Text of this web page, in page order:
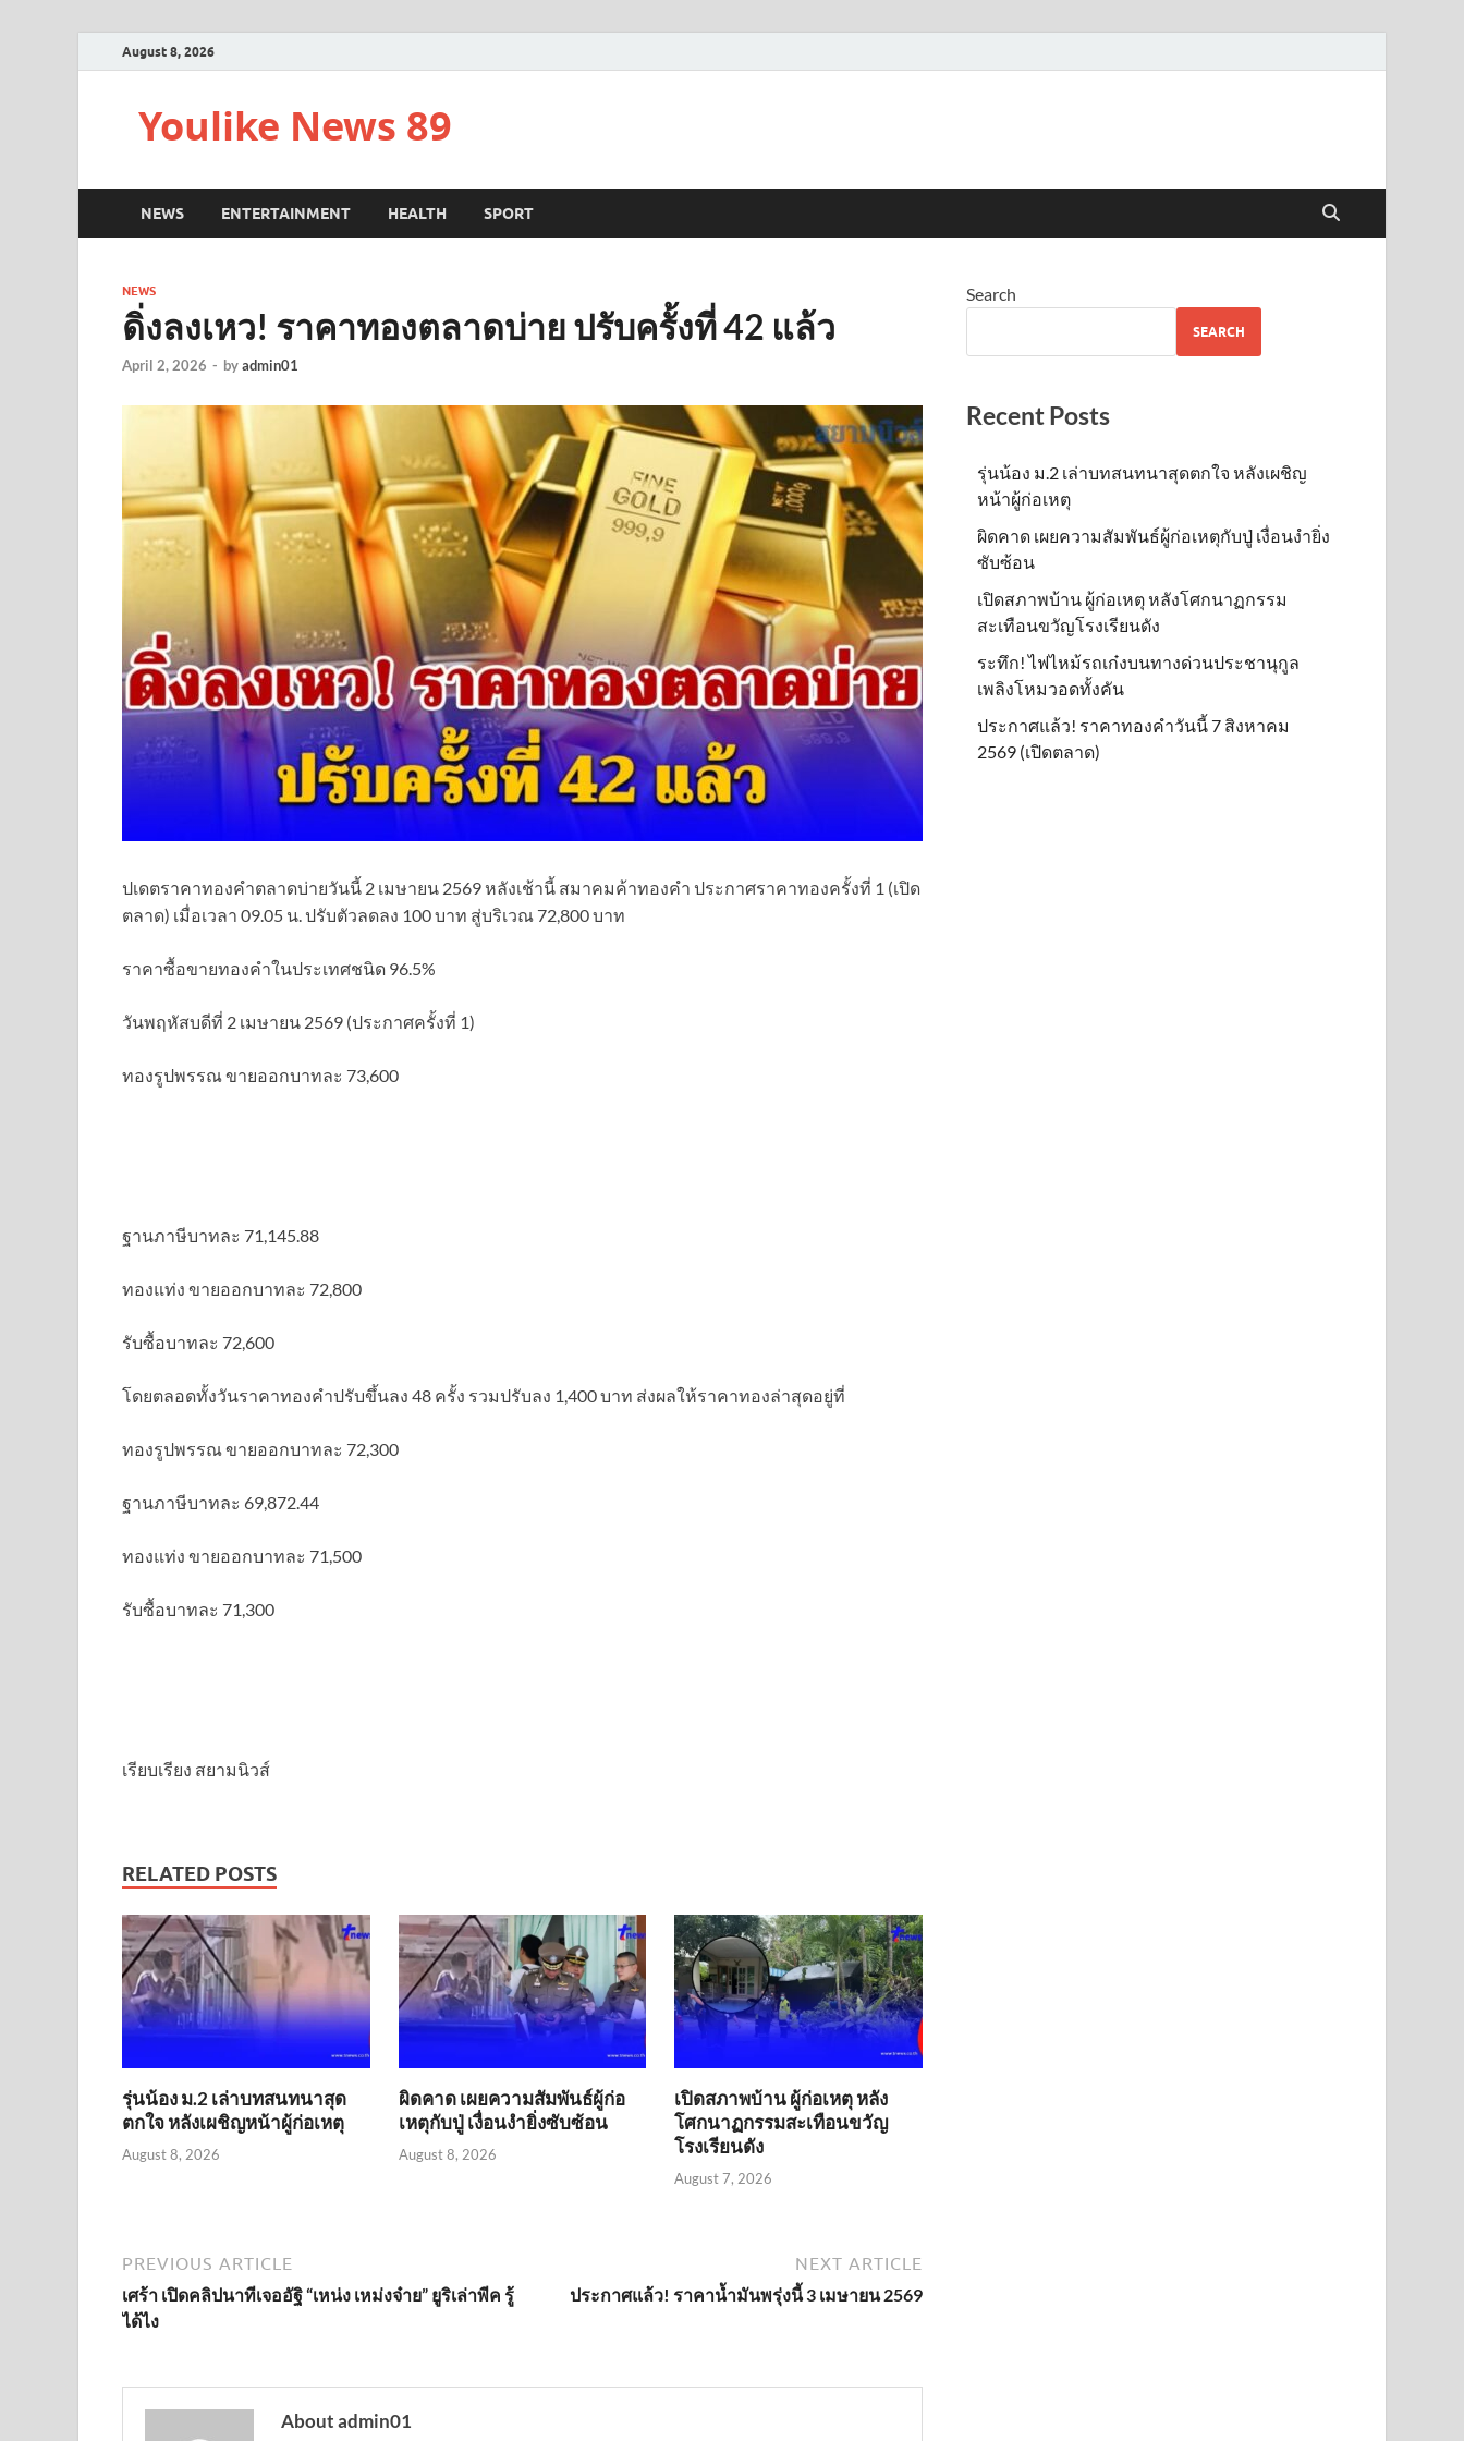
August 8, 2026
Youlike News 89
NEWS ENTERTAINMENT HEALTH SPORT
NEWS
ดิ่งลงเหว! ราคาทองตลาดบ่าย ปรับครั้งที่ 42 แล้ว
April 2, 2026 - byadmin01
ปเดตราคาทองคำตลาดบ่ายวันนี้ 2 เมษายน 2569 หลังเช้านี้ สมาคมค้าทองคำ ประกาศราคาทองครั้งที่ 1 (เปิด
ตลาด) เมื่อเวลา 09.05 น. ปรับตัวลดลง 100 บาท สู่บริเวณ 72,800 บาท
ราคาซื้อขายทองคําในประเทศชนิด 96.5%
วันพฤหัสบดีที่ 2 เมษายน 2569 (ประกาศครั้งที่ 1)
ทองรูปพรรณ ขายออกบาทละ 73,600
ฐานภาษีบาทละ 71,145.88
ทองแท่ง ขายออกบาทละ 72,800
รับซื้อบาทละ 72,600
โดยตลอดทั้งวันราคาทองคำปรับขึ้นลง 48 ครั้ง รวมปรับลง 1,400 บาท ส่งผลให้ราคาทองล่าสุดอยู่ที่
ทองรูปพรรณ ขายออกบาทละ 72,300
ฐานภาษีบาทละ 69,872.44
ทองแท่ง ขายออกบาทละ 71,500
รับซื้อบาทละ 71,300
เรียบเรียง สยามนิวส์
RELATED POSTS
รุ่นน้อง ม.2 เล่าบทสนทนาสุด
ตกใจ หลังเผชิญหน้าผู้ก่อเหตุ
August 8, 2026
ผิดคาด เผยความสัมพันธ์ผู้ก่อ
เหตุกับปู่ เงื่อนงำยิ่งซับซ้อน
August 8, 2026
เปิดสภาพบ้าน ผู้ก่อเหตุ หลัง
โศกนาฏกรรมสะเทือนขวัญ
โรงเรียนดัง
August 7, 2026
PREVIOUS ARTICLE
เศร้า เปิดคลิปนาทีเจออัฐิ “เหน่ง เหม่งจ๋าย” ยูริเล่าพีค รู้
ได้ไง
NEXT ARTICLE
ประกาศแล้ว! ราคาน้ำมันพรุ่งนี้ 3 เมษายน 2569
About admin01
Search
SEARCH
Recent Posts
รุ่นน้อง ม.2 เล่าบทสนทนาสุดตกใจ หลังเผชิญ
หน้าผู้ก่อเหตุ
ผิดคาด เผยความสัมพันธ์ผู้ก่อเหตุกับปู่ เงื่อนงำยิ่ง
ซับซ้อน
เปิดสภาพบ้าน ผู้ก่อเหตุ หลังโศกนาฏกรรม
สะเทือนขวัญโรงเรียนดัง
ระทึก! ไฟไหม้รถเก๋งบนทางด่วนประชานุกูล
เพลิงโหมวอดทั้งคัน
ประกาศแล้ว! ราคาทองคำวันนี้ 7 สิงหาคม
2569 (เปิดตลาด)